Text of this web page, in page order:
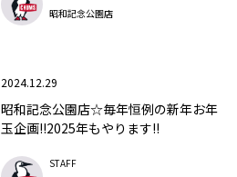
昭和記念公園店
2024.12.29
昭和記念公園店☆毎年恒例の新年お年
玉企画!!2025年もやります!!
STAFF